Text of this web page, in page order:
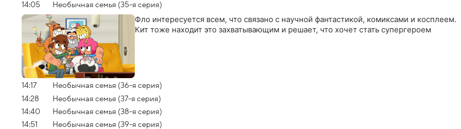
14:05
Необычная семья (35-я серия)
Фло интересуется всем, что связано с научной фантастикой, комиксами и косплеем.
Кит тоже находит это захватывающим и решает, что хочет стать супергероем
14:17
Необычная семья (36-я серия)
14:28
Необычная семья (37-я серия)
14:40
Необычная семья (38-я серия)
14:51
Необычная семья (39-я серия)